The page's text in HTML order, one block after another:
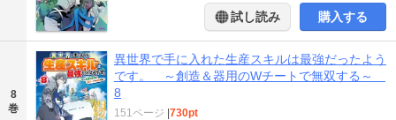
試し読み 購入する
8
巻
異世界で手に入れた生産スキルは最強だったよう
です。 ～創造＆器用のWチートで無双する～
8
151ページ |730pt